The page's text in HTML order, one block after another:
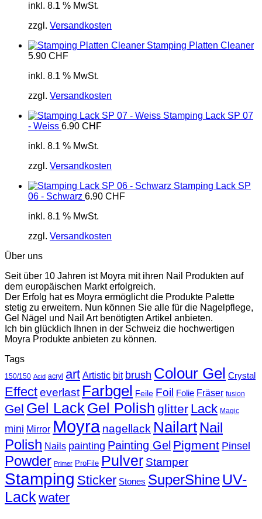
inkl. 8.1 % MwSt.
zzgl. Versandkosten
Stamping Platten Cleaner
5.90 CHF
inkl. 8.1 % MwSt.
zzgl. Versandkosten
Stamping Lack SP 07
- Weiss 6.90 CHF
inkl. 8.1 % MwSt.
zzgl. Versandkosten
Stamping Lack SP
06 - Schwarz 6.90 CHF
inkl. 8.1 % MwSt.
zzgl. Versandkosten
Über uns
Seit über 10 Jahren ist Moyra mit ihren Nail Produkten auf
dem europäischen Markt erfolgreich.
Der Erfolg hat es Moyra ermöglicht die Produkte Palette
stetig zu erweitern. Nun können Sie alle für die Nagelpflege,
Gel Nägel und Nail Art benötigten Artikel anbieten.
Ich bin glücklich Ihnen in der Schweiz die hochwertigen
Moyra Produkte anbieten zu können.
Tags
150/150 Acid acryl art Artistic bit brush Colour Gel Crystal
Effecteverlast Farbgel Feile Foil Folie Fräser fusion
Gel Gel Lack Gel Polish glitter Lack Magic
mini Mirror Moyra nagellack Nailart Nail
Polish Nails painting Painting Gel Pigment Pinsel
Powder Primer ProFile Pulver Stamper
Stamping Sticker Stones SuperShine UV-
Lack water